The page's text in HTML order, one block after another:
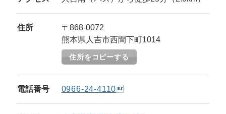
住所
〒868-0072
熊本県人吉市西間下町1014
住所をコピーする
電話番号 0966-24-4110